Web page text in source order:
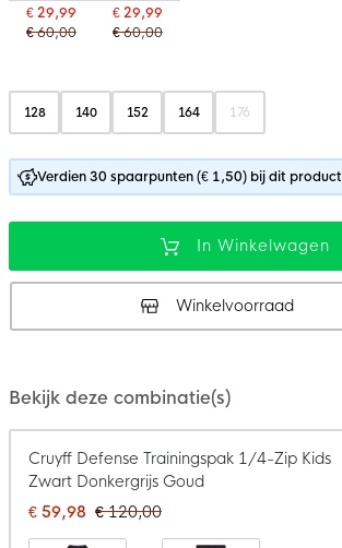
€ 29,99
€ 60,00
€ 29,99
€ 60,00
128 140 152 164 176
Verdien 30 spaarpunten (€ 1,50) bij dit product
In Winkelwagen
Winkelvoorraad
Bekijk deze combinatie(s)
Cruyff Defense Trainingspak 1/4-Zip Kids
Zwart Donkergrijs Goud
€ 59,98 € 120,00